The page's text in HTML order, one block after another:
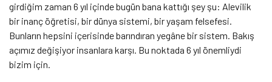
girdiğim zaman 6 yıl içinde bugün bana kattığı şey şu: Alevilik
bir inanç öğretisi, bir dünya sistemi, bir yaşam felsefesi.
Bunların hepsini içerisinde barındıran yegâne bir sistem. Bakış
açımız değişiyor insanlara karşı. Bu noktada 6 yıl önemliydi
bizim için.